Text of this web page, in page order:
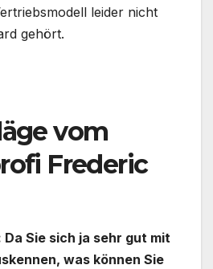
leider nicht
gehört.
vom
Frederic
Sie sich ja sehr gut mit
was können Sie